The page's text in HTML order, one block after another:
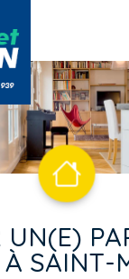
UN(E)
À SAINT-